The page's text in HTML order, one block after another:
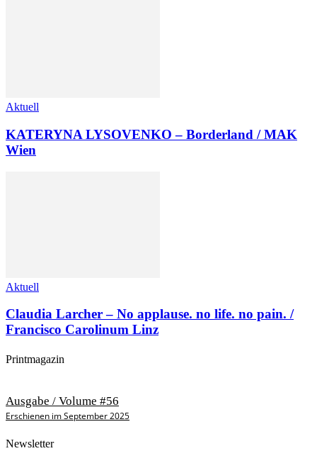
Aktuell
KATERYNA LYSOVENKO – Borderland / MAK
Wien
Aktuell
Claudia Larcher – No applause. no life. no pain. /
Francisco Carolinum Linz
Printmagazin
Ausgabe / Volume #56
Erschienen im September 2025
Newsletter